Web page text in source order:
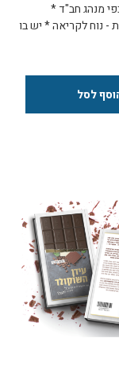
מנהג חב"ד *
- נוח לקריאה * יש בו
* הפסקות
ההפטרות רק
לקריאת התורה:
ורש"י